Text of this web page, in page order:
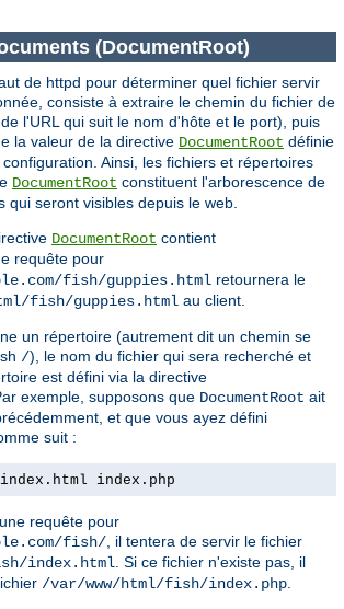
(DocumentRoot)
de httpd pour déterminer quel fichier servir
consiste à extraire le chemin du fichier de
l'URL qui suit le nom d'hôte et le port), puis
la valeur de la directive DocumentRoot définie
Ainsi, les fichiers et répertoires
DocumentRoot constituent l'arborescence de
qui seront visibles depuis le web.
DocumentRoot contient
requête pour
fish/guppies.html retournera le
fish/guppies.html au client.
un répertoire (autrement dit un chemin se
/), le nom du fichier qui sera recherché et
est défini via la directive
exemple, supposons que DocumentRoot ait
et que vous ayez défini
suit :
index.php
requête pour
fish/, il tentera de servir le fichier
index.html. Si ce fichier n'existe pas, il
/var/www/html/fish/index.php.